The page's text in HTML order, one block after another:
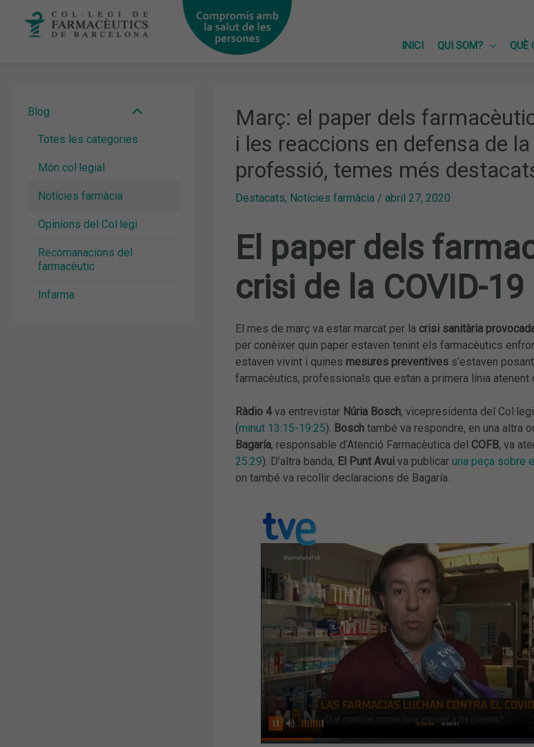
INICI
QUI SOM? QUÈ
Blog
Totes les categories
Món col·legial
Notícies farmàcia
Opinions del Col·legi
Recomanacions del
farmacèutic
Infarma
Març: el paper dels
i les reaccions en defensa de
professió, temes més
Destacats, Notícies farmàcia/ abril 27, 2020
El paper dels
crisi de la COVID-19
El mes de març va estar marcat per la crisi sanitària
per conèixer quin paper estaven tenint els farmacèutics
estaven vivint i quines mesures preventivess’estaven
farmacèutics, professionals que estan a primera línia atenent
Ràdio 4va entrevistar Núria Bosch, vicepresidenta del
(minut 13:15-19:25). Boschtambé va respondre, en una altra
Bagaría, responsable d’Atenció Farmacèutica del COFB, va
25:29). D’altra banda, El Punt Avuiva publicar una peça sobre
on també va recollir declaracions de Bagaría.